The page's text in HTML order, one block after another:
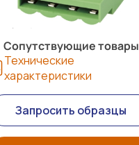
Сопутствующие товары
Технические
характеристики
Запросить образцы